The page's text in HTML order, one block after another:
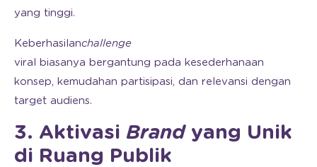
yang tinggi.
Keberhasilanchallenge
viral biasanya bergantung pada kesederhanaan
konsep, kemudahan partisipasi, dan relevansi dengan
target audiens.
3. Aktivasi Brandyang Unik
di Ruang Publik